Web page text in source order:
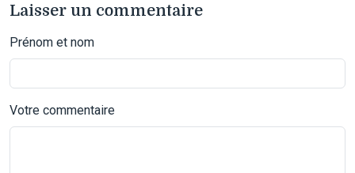
Laisser un commentaire
Prénom et nom
Votre commentaire